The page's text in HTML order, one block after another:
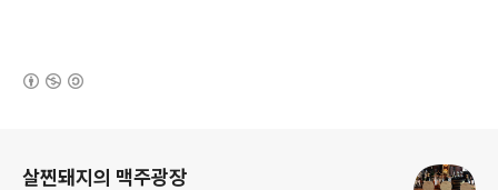
살찐돼지의 맥주광장